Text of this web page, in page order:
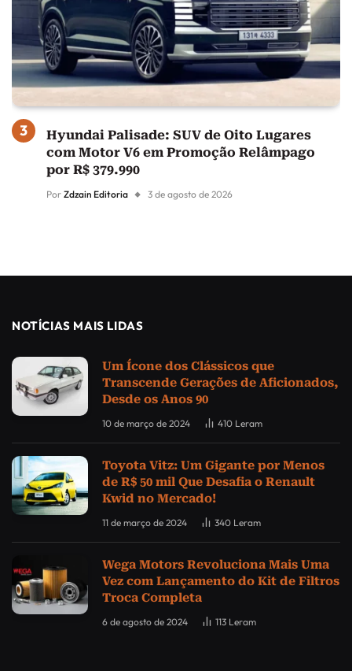
Hyundai Palisade: SUV de Oito Lugares
com Motor V6 em Promoção Relâmpago
por R$ 379.990
Por Zdzain Editoria 3 de agosto de 2026
NOTÍCIAS MAIS LIDAS
Um Ícone dos Clássicos que
Transcende Gerações de Aficionados,
Desde os Anos 90
10 de março de 2024 410 Leram
Toyota Vitz: Um Gigante por Menos
de R$ 50 mil Que Desafia o Renault
Kwid no Mercado!
11 de março de 2024 340 Leram
Wega Motors Revoluciona Mais Uma
Vez com Lançamento do Kit de Filtros
Troca Completa
6 de agosto de 2024 113 Leram